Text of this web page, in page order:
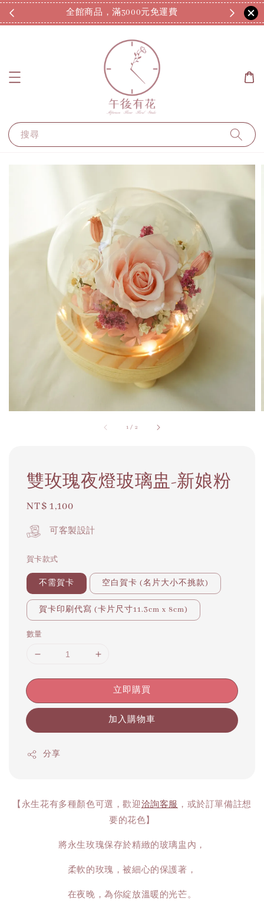
全館商品，滿3000元免運費 7/
搜尋
1 / 2
雙玫瑰夜燈玻璃盅-新娘粉
Regular
price
NT$ 1,100
可客製設計
賀卡款式
不需賀卡 空白賀卡 (名片大小不挑款)
賀卡印刷代寫 (卡片尺寸11.3cm x 8cm)
數量
立即購買
加入購物車
分享
【永生花有多種顏色可選，歡迎洽詢客服 ，或於訂單備註想
要的花色】
將永生玫瑰保存於精緻的玻璃盅內，
柔軟的玫瑰，被細心的保護著，
在夜晚，為你綻放溫暖的光芒。